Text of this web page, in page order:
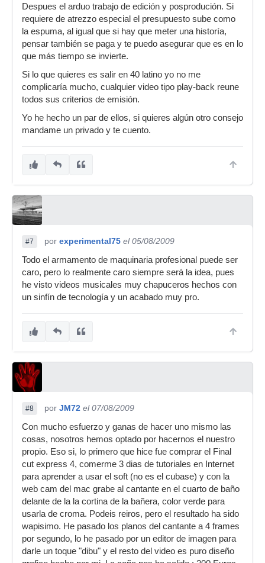
Despues el arduo trabajo de edición y posprodución. Si
requiere de atrezzo especial el presupuesto sube como
la espuma, al igual que si hay que meter una historía,
pensar también se paga y te puedo asegurar que es en lo
que más tiempo se invierte.
Si lo que quieres es salir en 40 latino yo no me
complicaría mucho, cualquier video tipo play-back reune
todos sus criterios de emisión.
Yo he hecho un par de ellos, si quieres algún otro consejo
mandame un privado y te cuento.
#7 por experimental75 el 05/08/2009
Todo el armamento de maquinaria profesional puede ser
caro, pero lo realmente caro siempre será la idea, pues
he visto videos musicales muy chapuceros hechos con
un sinfín de tecnología y un acabado muy pro.
#8 por JM72 el 07/08/2009
Con mucho esfuerzo y ganas de hacer uno mismo las
cosas, nosotros hemos optado por hacernos el nuestro
propio. Eso si, lo primero que hice fue comprar el Final
cut express 4, comerme 3 dias de tutoriales en Internet
para aprender a usar el soft (no es el cubase) y con la
web cam del mac grabe al cantante en el cuarto de baño
delante de la la cortina de la bañera, color verde para
usarla de croma. Podeis reiros, pero el resultado ha sido
wapisimo. He pasado los planos del cantante a 4 frames
por segundo, lo he pasado por un editor de imagen para
darle un toque "dibu" y el resto del video es puro diseño